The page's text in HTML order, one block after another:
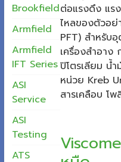
ต่อแรงดึง แร
ไหลของตัวอ
PFT) สำหรับ
เครื่องสำอาง
ปิโตรเลียม น้
หน่วย Kreb
สารเคลือบ โพ
Brookfield
Armfield
Armfield
IFT Series
ASI
Service
ASI
Testing
ATS